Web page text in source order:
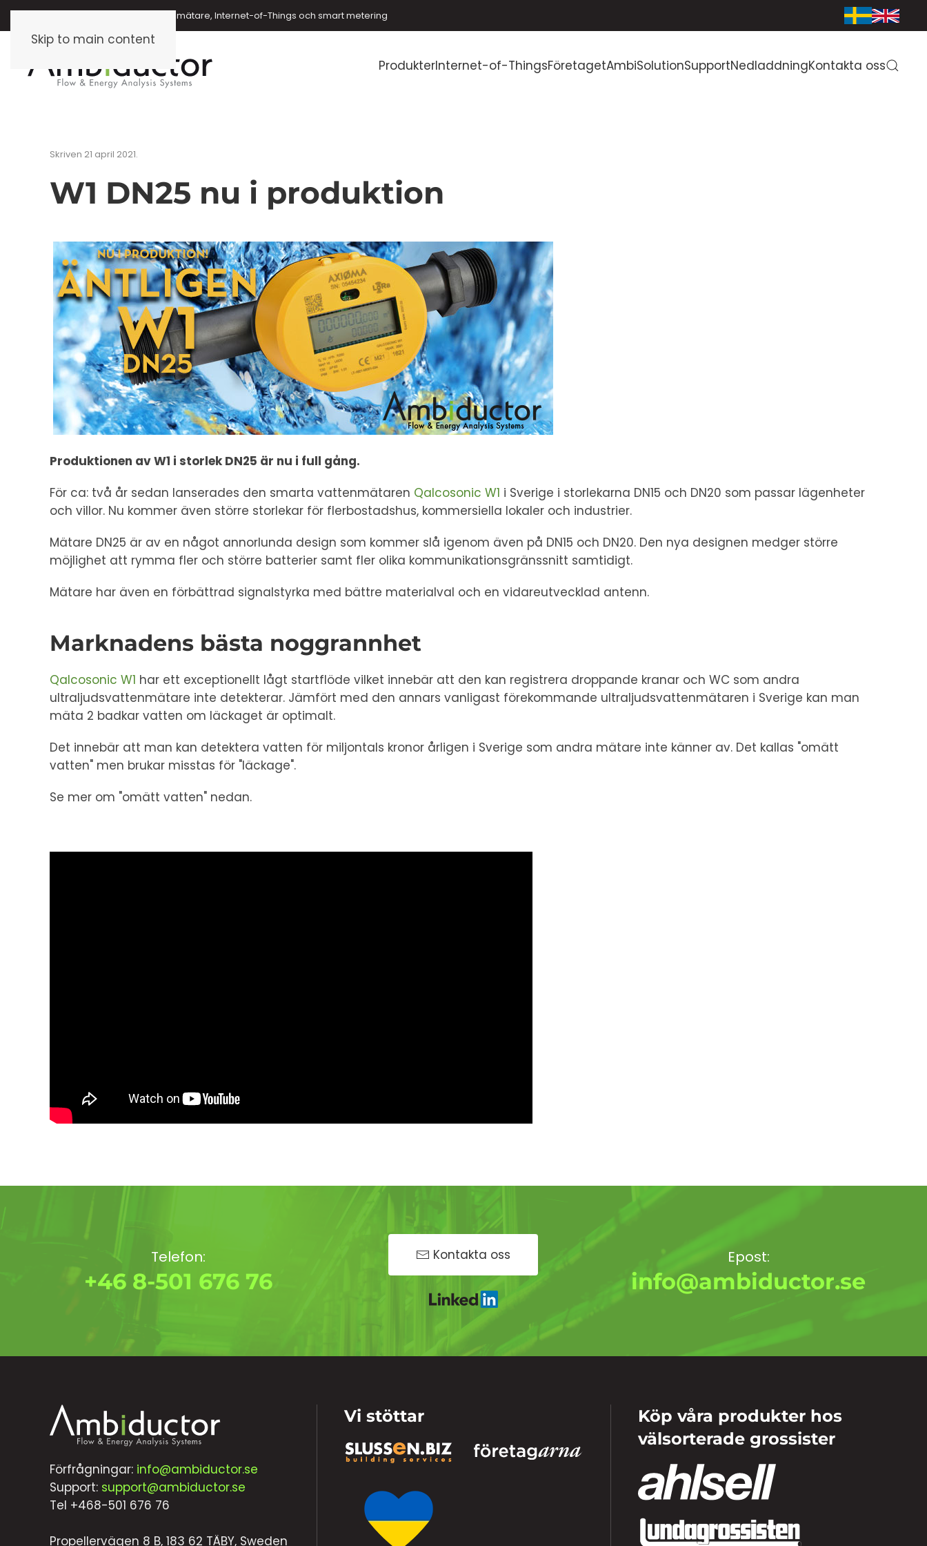
Skip to main content
Energimätare, vattenmätare, oljemätare, Internet-of-Things och smart metering
ProdukterInternet-of-ThingsFöretagetAmbiSolutionSupportNedladdningKontakta oss
Skriven 21 april 2021.
W1 DN25 nu i produktion
Produktionen av W1 i storlek DN25 är nu i full gång.
För ca: två år sedan lanserades den smarta vattenmätaren Qalcosonic W1 i Sverige i storlekarna DN15 och DN20 som passar lägenheter
och villor. Nu kommer även större storlekar för flerbostadshus, kommersiella lokaler och industrier.
Mätare DN25 är av en något annorlunda design som kommer slå igenom även på DN15 och DN20. Den nya designen medger större
möjlighet att rymma fler och större batterier samt fler olika kommunikationsgränssnitt samtidigt.
Mätare har även en förbättrad signalstyrka med bättre materialval och en vidareutvecklad antenn.
Marknadens bästa noggrannhet
Qalcosonic W1 har ett exceptionellt lågt startflöde vilket innebär att den kan registrera droppande kranar och WC som andra
ultraljudsvattenmätare inte detekterar. Jämfört med den annars vanligast förekommande ultraljudsvattenmätaren i Sverige kan man
mäta 2 badkar vatten om läckaget är optimalt.
Det innebär att man kan detektera vatten för miljontals kronor årligen i Sverige som andra mätare inte känner av. Det kallas "omätt
vatten" men brukar misstas för "läckage".
Se mer om "omätt vatten" nedan.
Telefon:
+46 8-501 676 76
Kontakta oss Epost:
info@ambiductor.se
Förfrågningar: info@ambiductor.se
Support: support@ambiductor.se
Tel +468-501 676 76
Propellervägen 8 B, 183 62 TÄBY, Sweden
Vi stöttar
Köp våra produkter hos
välsorterade grossister